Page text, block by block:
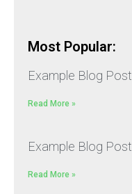
Most Popular:
Example Blog Post
Read More »
Example Blog Post
Read More »